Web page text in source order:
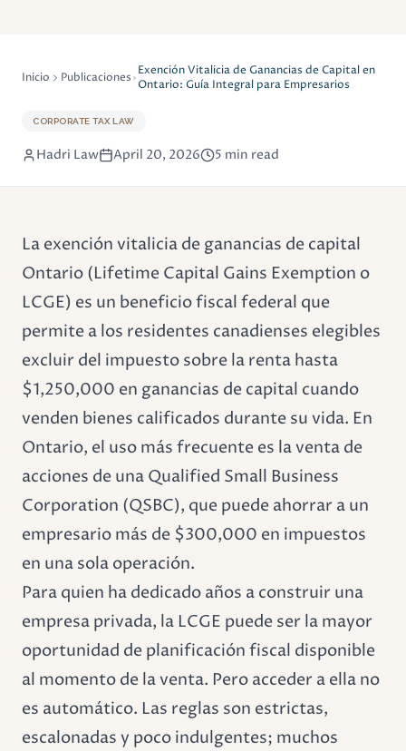
Inicio Publicaciones Exención Vitalicia de Ganancias de Capital en
Ontario: Guía Integral para Empresarios
CORPORATE TAX LAW
Hadri Law April 20, 2026 5 min read
La exención vitalicia de ganancias de capital
Ontario (Lifetime Capital Gains Exemption o
LCGE) es un beneficio fiscal federal que
permite a los residentes canadienses elegibles
excluir del impuesto sobre la renta hasta
$1,250,000 en ganancias de capital cuando
venden bienes calificados durante su vida. En
Ontario, el uso más frecuente es la venta de
acciones de una Qualified Small Business
Corporation (QSBC), que puede ahorrar a un
empresario más de $300,000 en impuestos
en una sola operación.
Para quien ha dedicado años a construir una
empresa privada, la LCGE puede ser la mayor
oportunidad de planificación fiscal disponible
al momento de la venta. Pero acceder a ella no
es automático. Las reglas son estrictas,
escalonadas y poco indulgentes; muchos